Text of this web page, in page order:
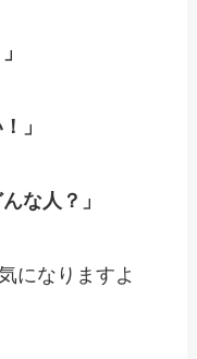
」
な人？」
になりますよ